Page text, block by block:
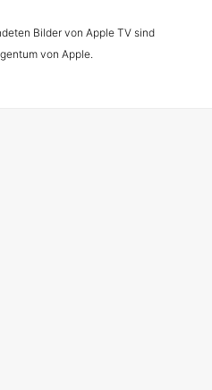
Bilder von Apple TV sind
von Apple.